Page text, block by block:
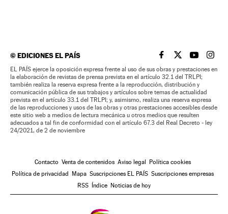
©EDICIONES EL PAÍS EL PAÍS BRASIL EN
EL PAÍSEL PAÍS
EL
EL PAÍS ejerce la oposición expresa frente al uso de sus obras y prestaciones en
la elaboración de revistas de prensa prevista en el artículo 32.1 del TRLPI;
también realiza la reserva expresa frente a la reproducción, distribución y
comunicación pública de sus trabajos y artículos sobre temas de actualidad
prevista en el artículo 33.1 del TRLPI; y, asimismo, realiza una reserva expresa
de las reproducciones y usos de las obras y otras prestaciones accesibles desde
este sitio web a medios de lectura mecánica u otros medios que resulten
adecuados a tal fin de conformidad con el artículo 67.3 del Real Decreto - ley
24/2021, de 2 de noviembre
Contacto Venta de contenidos Aviso legal Política cookies
Política de privacidad Mapa Suscripciones EL PAÍS Suscripciones empresas
RSS Índice Noticias de hoy